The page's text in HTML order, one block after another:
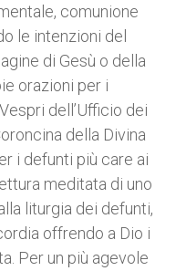
comunione
le intenzioni del
di Gesù o della
orazioni per i
dell’Ufficio dei
della Divina
i defunti più care ai
meditata di uno
liturgia dei defunti,
offrendo a Dio i
Per un più agevole